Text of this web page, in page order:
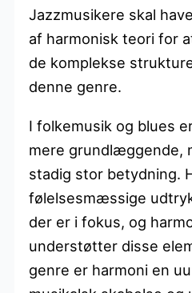
Jazzmusikere skal
af harmonisk teori for
de komplekse
denne genre.
I folkemusik og blues
mere grundlæggende,
stadig stor betydning.
følelsesmæssige
der er i fokus, og
understøtter disse
genre er harmoni en